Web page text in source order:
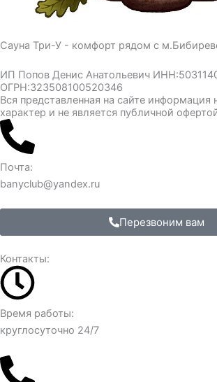
Сауна Три-У - комфорт рядом с
ИП Попов Денис Анатольевич
ОГРН:323508100520346
Вся представленная на сайте информация
характер и не является публичной
Почта:
banyclub@yandex.ru
Перезвоним вам
Контакты:
Время работы:
круглосуточно 24/7